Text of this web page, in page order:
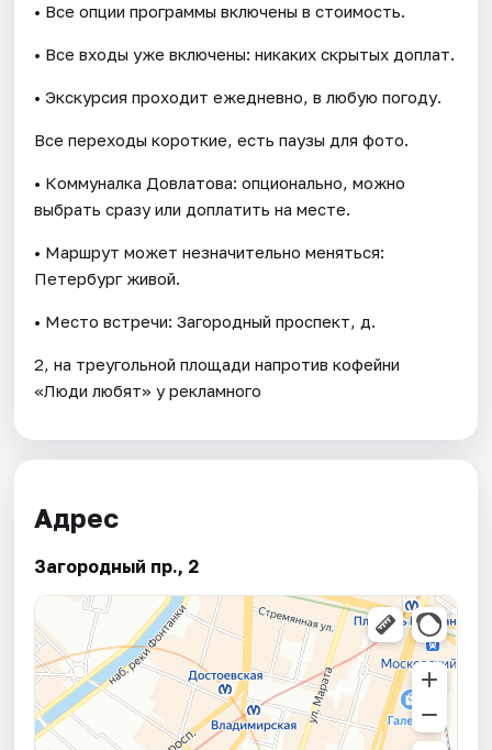
• Все опции программы включены в стоимость.
• Все входы уже включены: никаких скрытых доплат.
• Экскурсия проходит ежедневно, в любую погоду.
Все переходы короткие, есть паузы для фото.
• Коммуналка Довлатова: опционально, можно
выбрать сразу или доплатить на месте.
• Маршрут может незначительно меняться:
Петербург живой.
• Место встречи: Загородный проспект, д.
2, на треугольной площади напротив кофейни
«Люди любят» у рекламного
Адрес
Загородный пр., 2